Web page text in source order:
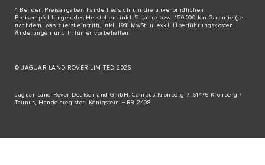
^ Bei den Preisangaben handelt es sich um die unverbindlichen
Preisempfehlungen des Herstellers inkl. 5 Jahre bzw. 150.000 km Garantie (je
nachdem, was zuerst eintritt), inkl. 19% MwSt. u. exkl. Überführungskosten.
Änderungen und Irrtümer vorbehalten.
© JAGUAR LAND ROVER LIMITED 2026
Jaguar Land Rover Deutschland GmbH, Campus Kronberg 7, 61476 Kronberg /
Taunus, Handelsregister: Königstein HRB 2408